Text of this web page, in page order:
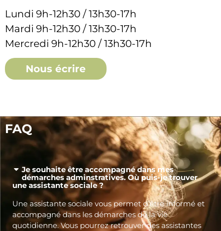
Lundi 9h-12h30 / 13h30-17h
Mardi 9h-12h30 / 13h30-17h
Mercredi 9h-12h30 / 13h30-17h
Nous écrire
FAQ
Je souhaite être accompagné dans mes
démarches adminstratives. Où puis-je trouver
une assistante sociale ?
Une assistante sociale vous permet d’être informé et
accompagné dans les démarches de la vie
quotidienne. Vous pourrez retrouver des assistantes